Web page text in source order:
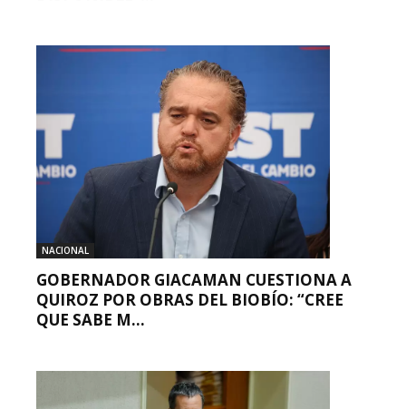
NACIONAL
GOBERNADOR GIACAMAN CUESTIONA A
QUIROZ POR OBRAS DEL BIOBÍO: “CREE
QUE SABE M...